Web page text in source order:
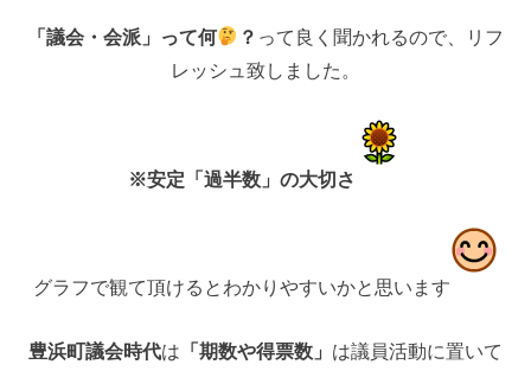
「議会・会派」って何 ？ って良く聞かれるので、リフ
レッシュ致しました。
※安定「過半数」の大切さ
グラフで観て頂けるとわかりやすいかと思います
豊浜町議会時代は 「期数や得票数」 は議員活動に置いて